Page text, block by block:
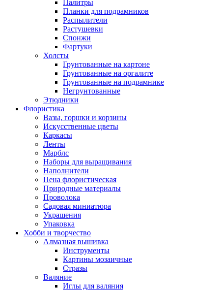
Палитры
Планки для подрамников
Распылители
Растушевки
Спонжи
Фартуки
Холсты
Грунтованные на картоне
Грунтованные на оргалите
Грунтованные на подрамнике
Негрунтованные
Этюдники
Флористика
Вазы, горшки и корзины
Искусственные цветы
Каркасы
Ленты
Марблс
Наборы для выращивания
Наполнители
Пена флористическая
Природные материалы
Проволока
Садовая миниатюра
Украшения
Упаковка
Хобби и творчество
Алмазная вышивка
Инструменты
Картины мозаичные
Стразы
Валяние
Иглы для валяния